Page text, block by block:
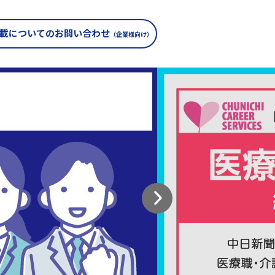
についてのお問い合わせ （企業様向け）